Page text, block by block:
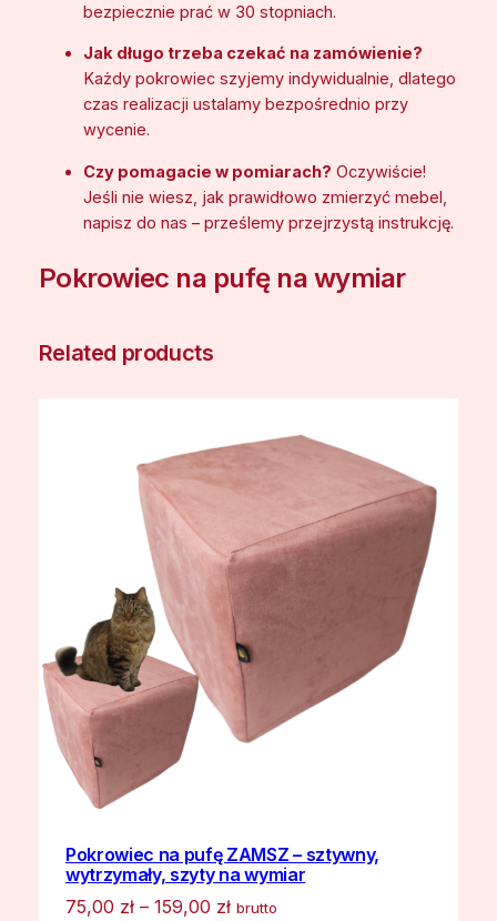
bezpiecznie prać w 30 stopniach.
Jak długo trzeba czekać na zamówienie?
Każdy pokrowiec szyjemy indywidualnie, dlatego
czas realizacji ustalamy bezpośrednio przy
wycenie.
Czy pomagacie w pomiarach? Oczywiście!
Jeśli nie wiesz, jak prawidłowo zmierzyć mebel,
napisz do nas – prześlemy przejrzystą instrukcję.
Pokrowiec na pufę na wymiar
Related products
Pokrowiec na pufę ZAMSZ – sztywny,
wytrzymały, szyty na wymiar
75,00 zł – 159,00 złZakres
brutto